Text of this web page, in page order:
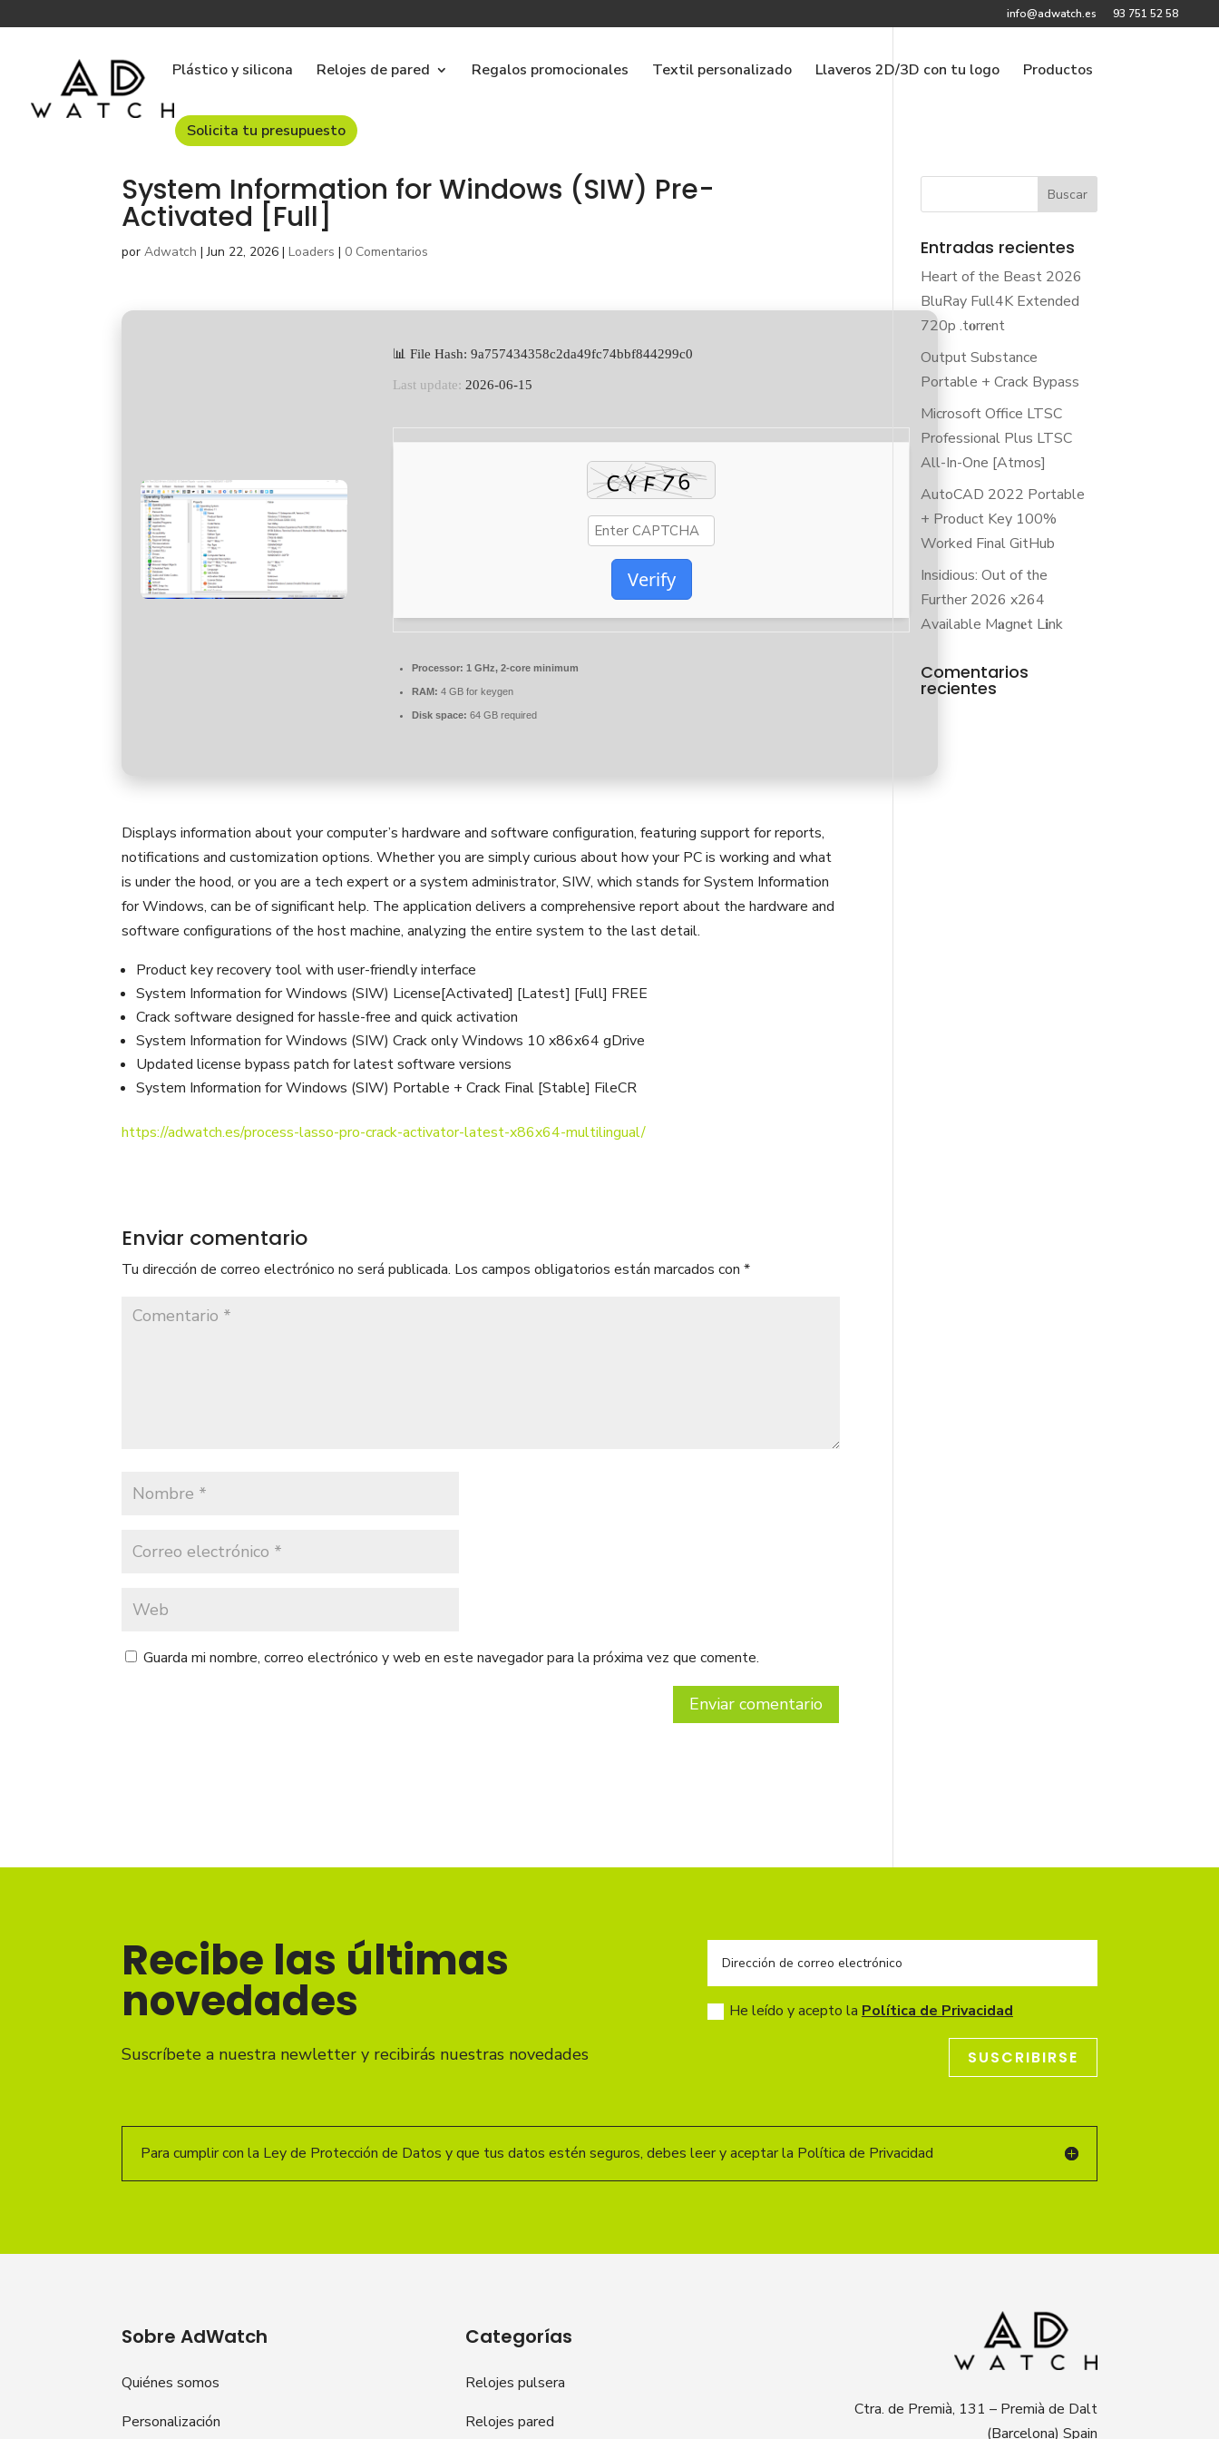
info@adwatch.es 93 751 52 58
Plástico y silicona Relojes de pared Regalos promocionales Textil personalizado Llaveros 2D/3D con tu logo Productos
Solicita tu presupuesto
System Information for Windows (SIW) Pre-
Activated [Full]
porAdwatch |Jun 22, 2026 |Loaders | 0 Comentarios
📊 File Hash: 9a757434358c2da49fc74bbf844299c0
Last update: 2026-06-15
Verify
Processor: 1 GHz, 2-core minimum
RAM: 4 GB for keygen
Disk space: 64 GB required
Displays information about your computer’s hardware and software configuration, featuring support for reports,
notifications and customization options. Whether you are simply curious about how your PC is working and what
is under the hood, or you are a tech expert or a system administrator, SIW, which stands for System Information
for Windows, can be of significant help. The application delivers a comprehensive report about the hardware and
software configurations of the host machine, analyzing the entire system to the last detail.
Product key recovery tool with user-friendly interface
System Information for Windows (SIW) License[Activated] [Latest] [Full] FREE
Crack software designed for hassle-free and quick activation
System Information for Windows (SIW) Crack only Windows 10 x86x64 gDrive
Updated license bypass patch for latest software versions
System Information for Windows (SIW) Portable + Crack Final [Stable] FileCR
https://adwatch.es/process-lasso-pro-crack-activator-latest-x86x64-multilingual/
Enviar comentario
Tu dirección de correo electrónico no será publicada. Los campos obligatorios están marcados con*
Guarda mi nombre, correo electrónico y web en este navegador para la próxima vez que comente.
Entradas recientes
Heart of the Beast 2026
BluRay Full4K Extended
720p .t𝐨rr𝐞nt
Output Substance
Portable + Crack Bypass
Microsoft Office LTSC
Professional Plus LTSC
All-In-One [Atmos]
AutoCAD 2022 Portable
+ Product Key 100%
Worked Final GitHub
Insidious: Out of the
Further 2026 x264
Available M𝐚gn𝐞t L𝐢nk
Comentarios
recientes
Recibe las últimas
novedades
Suscríbete a nuestra newletter y recibirás nuestras novedades
He leído y acepto la Política de Privacidad
SUSCRIBIRSE
Para cumplir con la Ley de Protección de Datos y que tus datos estén seguros, debes leer y aceptar la Política de Privacidad
Sobre AdWatch
Quiénes somos
Personalización
Categorías
Relojes pulsera
Relojes pared
Ctra. de Premià, 131 – Premià de Dalt
(Barcelona) Spain